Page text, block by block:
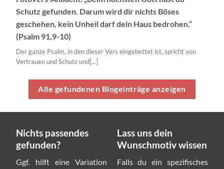
Schutz gefunden. Darum wird dir nichts Böses
geschehen, kein Unheil darf dein Haus bedrohen.“
(Psalm 91,9-10)
Der ganze Psalm, in den dieser Vers eingebettet ist, spricht von
Vertrauen und Schutz und[...]
Alle gefundenen Blogeinträge anzeigen
Nichts passendes
gefunden?
Ggf. hilft eine Variation
Lass uns dein
Wunschmotiv wissen
Falls du ein spezifisches